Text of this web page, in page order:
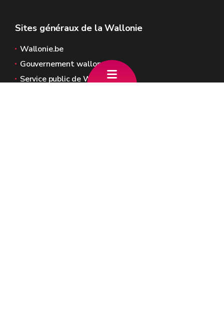
Sites généraux de la Wallonie
Wallonie.be
Gouvernement wallon
Service public de Wallonie